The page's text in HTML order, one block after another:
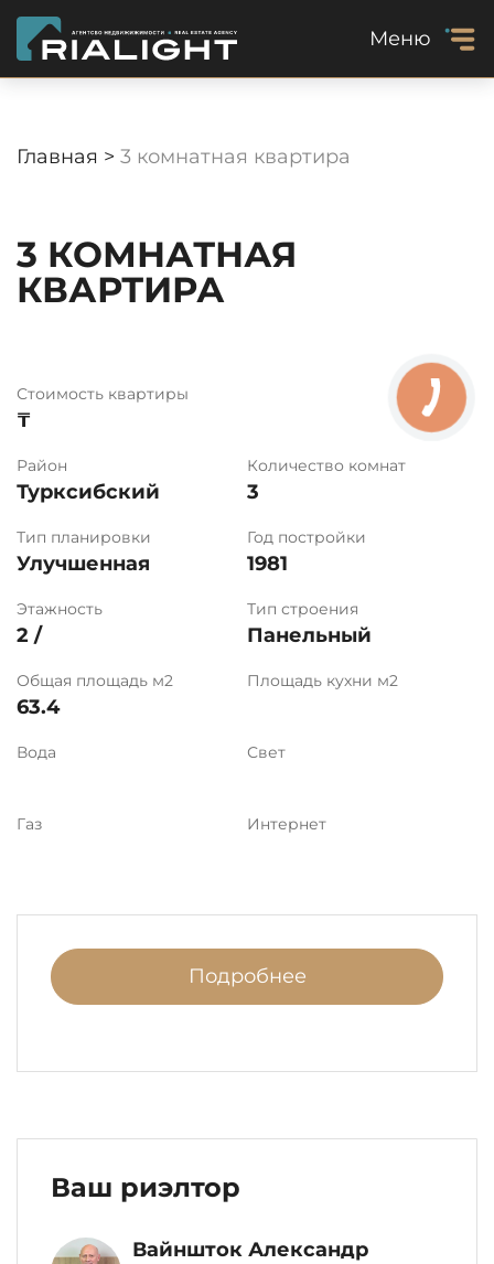
Меню
Главная > 3 комнатная квартира
3 КОМНАТНАЯ
КВАРТИРА
Стоимость квартиры
₸
Район
Турксибский
Количество комнат
3
Тип планировки
Улучшенная
Год постройки
1981
Этажность
2 /
Тип строения
Панельный
Общая площадь м2
63.4
Площадь кухни м2
Вода Свет
Газ Интернет
Подробнее
Ваш риэлтор
Вайншток Александр